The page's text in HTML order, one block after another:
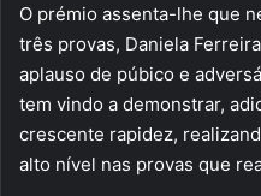
O prémio assenta-lhe que
três provas, Daniela
aplauso de púbico e
tem vindo a demonstrar,
crescente rapidez,
alto nível nas provas que